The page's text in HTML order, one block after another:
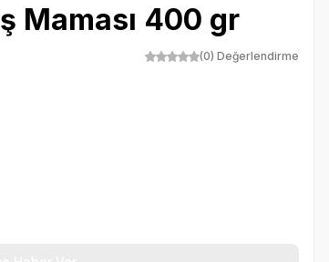
Maması 400 gr
(0) Değerlendirme